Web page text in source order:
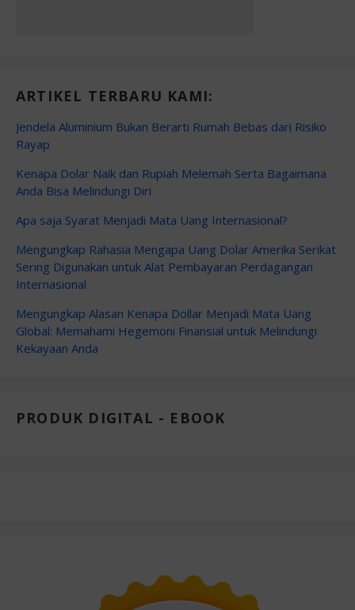
ARTIKEL TERBARU KAMI:
Jendela Aluminium Bukan Berarti Rumah Bebas dari Risiko
Rayap
Kenapa Dolar Naik dan Rupiah Melemah Serta Bagaimana
Anda Bisa Melindungi Diri
Apa saja Syarat Menjadi Mata Uang Internasional?
Mengungkap Rahasia Mengapa Uang Dolar Amerika Serikat
Sering Digunakan untuk Alat Pembayaran Perdagangan
Internasional
Mengungkap Alasan Kenapa Dollar Menjadi Mata Uang
Global: Memahami Hegemoni Finansial untuk Melindungi
Kekayaan Anda
PRODUK DIGITAL - EBOOK